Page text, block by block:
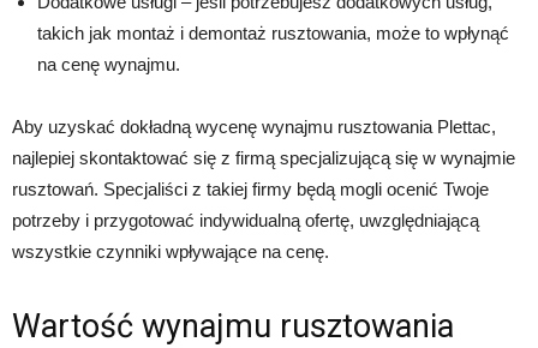
takich jak montaż i demontaż rusztowania, może to wpłynąć
na cenę wynajmu.
Aby uzyskać dokładną wycenę wynajmu rusztowania Plettac,
najlepiej skontaktować się z firmą specjalizującą się w wynajmie
rusztowań. Specjaliści z takiej firmy będą mogli ocenić Twoje
potrzeby i przygotować indywidualną ofertę, uwzględniającą
wszystkie czynniki wpływające na cenę.
Wartość wynajmu rusztowania